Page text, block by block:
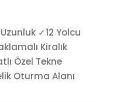
✓12 Yolcu
Kiralık
Özel Tekne
Oturma Alanı